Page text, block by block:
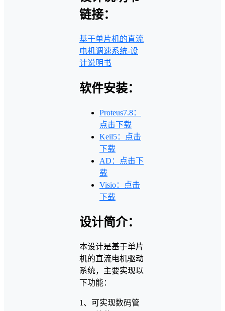
链接：
基于单片机的直流
电机调速系统-设
计说明书
软件安装：
Proteus7.8：
点击下载
Keil5：点击
下载
AD：点击下
载
Visio：点击
下载
设计简介：
本设计是基于单片
机的直流电机驱动
系统，主要实现以
下功能：
1、可实现数码管